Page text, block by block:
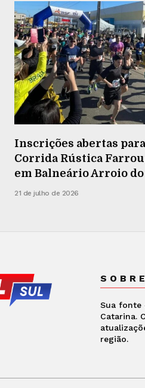
Inscrições abertas
Corrida Rústica
em Balneário Arroio
21 de julho de 2026
Sua fonte
Catarina.
região.